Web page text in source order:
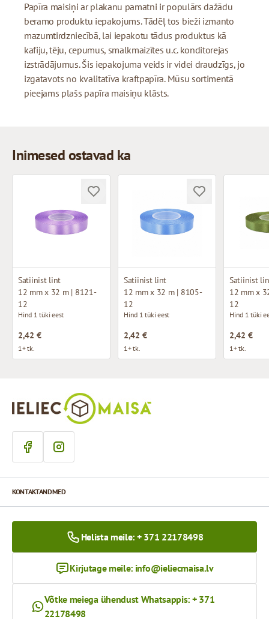
Papīra maisiņi ar plakanu pamatni ir populārs dažādu
beramo produktu iepakojums. Tādēļ tos bieži izmanto
mazumtirdzniecībā, lai iepakotu tādus produktus kā
kafiju, tēju, cepumus, smalkmaizītes u.c. konditorejas
izstrādājumus. Šis iepakojuma veids ir videi draudzīgs, jo
izgatavots no kvalitatīva kraftpapīra. Mūsu sortimentā
pieejams plašs papīra maisiņu klāsts.
Inimesed ostavad ka
Satiinist lint
12 mm x 32 m | 8121-
12
Hind 1 tüki eest
2,42 €
1+ tk.
Satiinist lint
12 mm x 32 m | 8105-
12
Hind 1 tüki eest
2,42 €
1+ tk.
Satiinist
12 mm x
12
Hind 1 tüki
2,42 €
1+ tk.
KONTAKTANDMED
Helista meile: + 371 22178498
Kirjutage meile: info@ieliecmaisa.lv
Võtke meiega ühendust Whatsappis: + 371
22178498